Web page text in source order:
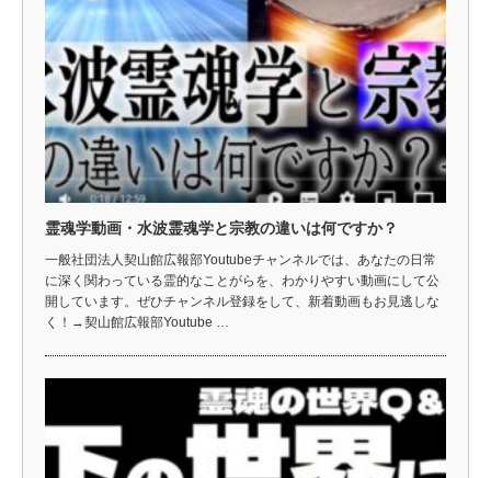
霊魂学動画・水波霊魂学と宗教の違いは何ですか？
一般社団法人契山館広報部Youtubeチャンネルでは、あなたの日常
に深く関わっている霊的なことがらを、わかりやすい動画にして公
開しています。ぜひチャンネル登録をして、新着動画もお見逃しな
く！→契山館広報部Youtube …